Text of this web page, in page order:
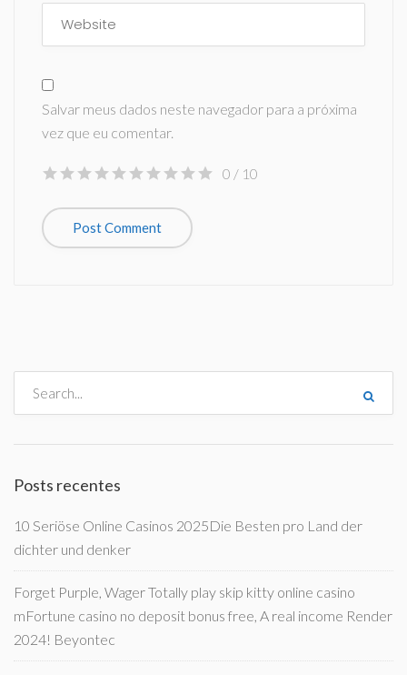
Salvar meus dados neste navegador para a próxima
vez que eu comentar.
0 / 10
Posts recentes
10 Seriöse Online Casinos 2025Die Besten pro Land der
dichter und denker
Forget Purple, Wager Totally play skip kitty online casino
mFortune casino no deposit bonus free, A real income Render
2024! Beyontec